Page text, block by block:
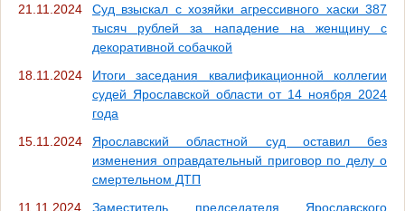
21.11.2024
Суд взыскал с хозяйки агрессивного хаски 387
тысяч рублей за нападение на женщину с
декоративной собачкой
18.11.2024
Итоги заседания квалификационной коллегии
судей Ярославской области от 14 ноября 2024
года
15.11.2024
Ярославский областной суд оставил без
изменения оправдательный приговор по делу о
смертельном ДТП
11.11.2024
Заместитель председателя Ярославского